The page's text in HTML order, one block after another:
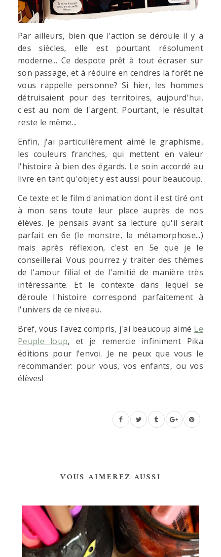
Par ailleurs, bien que l'action se déroule il y a
des siècles, elle est pourtant résolument
moderne... Ce despote prêt à tout écraser sur
son passage, et à réduire en cendres la forêt ne
vous rappelle personne? Si hier, les hommes
détruisaient pour des territoires, aujourd'hui,
c'est au nom de l'argent. Pourtant, le résultat
reste le même...
Enfin, j'ai particulièrement aimé le graphisme,
les couleurs franches, qui mettent en valeur
l'histoire à bien des égards. Le soin accordé au
livre en tant qu'objet y est aussi pour beaucoup.
Ce texte et le film d'animation dont il est tiré ont
à mon sens toute leur place auprès de nos
élèves. Je pensais avant sa lecture qu'il serait
parfait en 6e (le monstre, la métamorphose...)
mais après réflexion, c'est en 5e que je le
conseillerai. Vous pourrez y traiter des thèmes
de l'amour filial et de l'amitié de manière très
intéressante. Et le contexte dans lequel se
déroule l'histoire correspond parfaitement à
l'univers de ce niveau.
Bref, vous l'avez compris, j'ai beaucoup aimé Le
Peuple loup, et je remercie infiniment Pika
éditions pour l'envoi. Je ne peux que vous le
recommander: pour vous, vos enfants, ou vos
élèves!
VOUS AIMEREZ AUSSI